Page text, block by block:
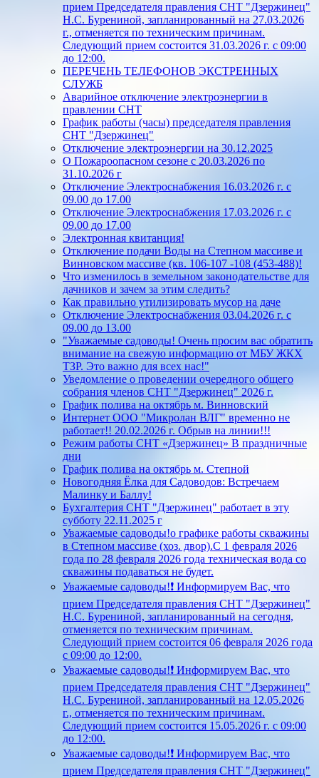
прием Председателя правления СНТ "Дзержинец"
Н.С. Бурениной, запланированный на 27.03.2026
г., отменяется по техническим причинам.
Следующий прием состоится 31.03.2026 г. с 09:00
до 12:00.
ПЕРЕЧЕНЬ ТЕЛЕФОНОВ ЭКСТРЕННЫХ
СЛУЖБ
Аварийное отключение электроэнергии в
правлении СНТ
График работы (часы) председателя правления
СНТ "Дзержинец"
Отключение электроэнергии на 30.12.2025
О Пожароопасном сезоне с 20.03.2026 по
31.10.2026 г
Отключение Электроснабжения 16.03.2026 г. с
09.00 до 17.00
Отключение Электроснабжения 17.03.2026 г. с
09.00 до 17.00
Электронная квитанция!
Отключение подачи Воды на Степном массиве и
Винновском массиве (кв. 106-107 -108 (453-488)!
Что изменилось в земельном законодательстве для
дачников и зачем за этим следить?
Как правильно утилизировать мусор на даче
Отключение Электроснабжения 03.04.2026 г. с
09.00 до 13.00
"Уважаемые садоводы! Очень просим вас обратить
внимание на свежую информацию от МБУ ЖКХ
ТЗР. Это важно для всех нас!"
Уведомление о проведении очередного общего
собрания членов СНТ "Дзержинец" 2026 г.
График полива на октябрь м. Винновский
Интернет ООО "Микролан ВЛГ" временно не
работает!! 20.02.2026 г. Обрыв на линии!!!
Режим работы СНТ «Дзержинец» В праздничные
дни
График полива на октябрь м. Степной
Новогодняя Ёлка для Садоводов: Встречаем
Малинку и Баллу!
Бухгалтерия СНТ "Дзержинец" работает в эту
субботу 22.11.2025 г
Уважаемые садоводы!о графике работы скважины
в Степном массиве (хоз. двор).С 1 февраля 2026
года по 28 февраля 2026 года техническая вода со
скважины подаваться не будет.
Уважаемые садоводы!❗ Информируем Вас, что
прием Председателя правления СНТ "Дзержинец"
Н.С. Бурениной, запланированный на сегодня,
отменяется по техническим причинам.
Следующий прием состоится 06 февраля 2026 года
с 09:00 до 12:00.
Уважаемые садоводы!❗ Информируем Вас, что
прием Председателя правления СНТ "Дзержинец"
Н.С. Бурениной, запланированный на 12.05.2026
г., отменяется по техническим причинам.
Следующий прием состоится 15.05.2026 г. с 09:00
до 12:00.
Уважаемые садоводы!❗ Информируем Вас, что
прием Председателя правления СНТ "Дзержинец"